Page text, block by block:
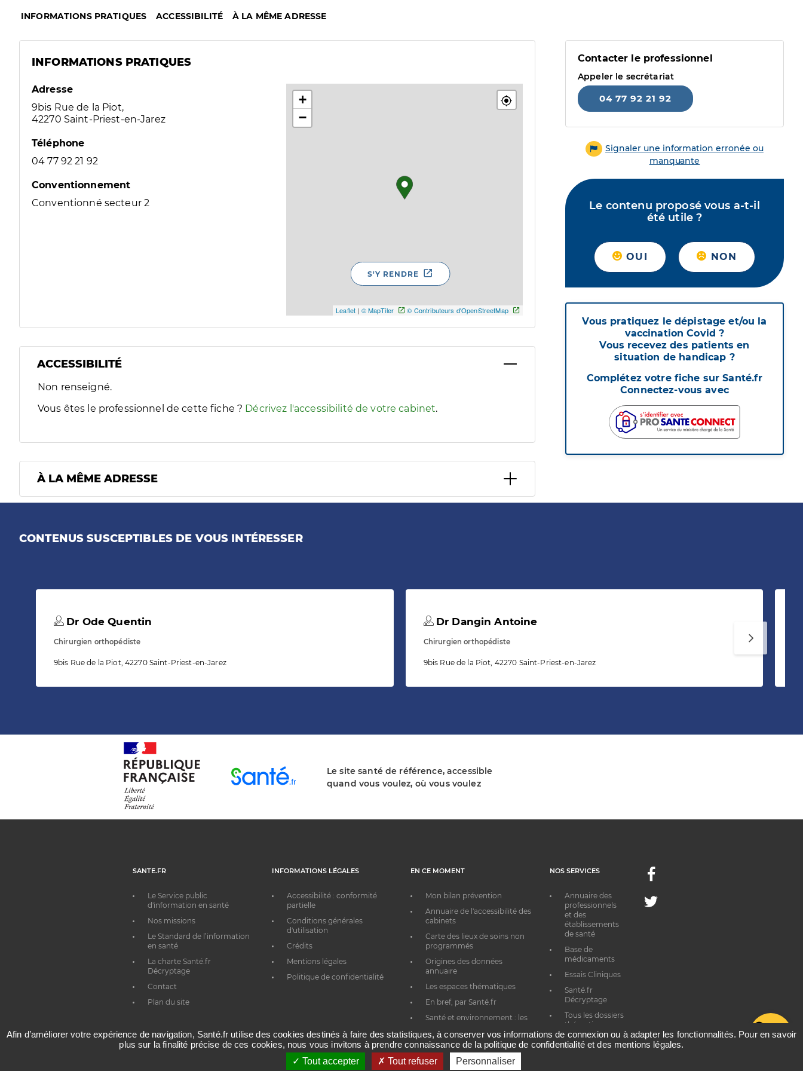
INFORMATIONS PRATIQUES ACCESSIBILITÉ À LA MÊME ADRESSE
INFORMATIONS PRATIQUES
Adresse
9bis Rue de la Piot,
42270 Saint-Priest-en-Jarez
Téléphone
04 77 92 21 92
Conventionnement
Conventionné secteur 2
+
−
Leaflet | © MapTiler © Contributeurs d'OpenStreetMap
S'Y RENDRE
ACCESSIBILITÉ
Filtres
Sélectionnez un ou plusieurs handicaps/besoins spécifiques pour afficher les informations d'accessibilité associées
Non renseigné.
Vous êtes le professionnel de cette fiche ? Décrivez l'accessibilité de votre cabinet.
À LA MÊME ADRESSE
Contacter le professionnel
Appeler le secrétariat
04 77 92 21 92
Signaler une information erronée ou
manquante
Le contenu proposé vous a-t-il
été utile ?
OUI NON
Vous pratiquez le dépistage et/ou la
vaccination Covid ?
Vous recevez des patients en
situation de handicap ?
Complétez votre fiche sur Santé.fr
Connectez-vous avec
CONTENUS SUSCEPTIBLES DE VOUS INTÉRESSER
Dr Ode Quentin
Chirurgien orthopédiste
9bis Rue de la Piot, 42270 Saint-Priest-en-Jarez
Dr Dangin Antoine
Chirurgien orthopédiste
9bis Rue de la Piot, 42270 Saint-Priest-en-Jarez
Le site santé de référence, accessible
quand vous voulez, où vous voulez
SANTE.FR
Le Service public
d'information en santé
Nos missions
Le Standard de l’information
en santé
La charte Santé.fr
Décryptage
Contact
Plan du site
INFORMATIONS LÉGALES
Accessibilité : conformité
partielle
Conditions générales
d'utilisation
Crédits
Mentions légales
Politique de confidentialité
EN CE MOMENT
Mon bilan prévention
Annuaire de l'accessibilité des
cabinets
Carte des lieux de soins non
programmés
Origines des données
annuaire
Les espaces thématiques
En bref, par Santé.fr
Santé et environnement : les
NOS SERVICES
Annuaire des
professionnels
et des
établissements
de santé
Base de
médicaments
Essais Cliniques
Santé.fr
Décryptage
Tous les dossiers
thématiques
Facebook
Twitter
Afin d’améliorer votre expérience de navigation, Santé.fr utilise des cookies destinés à faire des statistiques, à conserver vos informations de connexion ou à adapter les fonctionnalités. Pour en savoir
plus sur la finalité précise de ces cookies, nous vous invitons à prendre connaissance de la politique de confidentialité et des mentions légales.
Tout accepter
Tout refuser Personnaliser